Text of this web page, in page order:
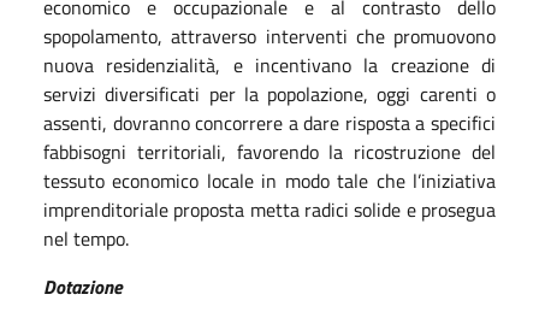
economico e occupazionale e al contrasto dello
spopolamento, attraverso interventi che promuovono
nuova residenzialità, e incentivano la creazione di
servizi diversificati per la popolazione, oggi carenti o
assenti, dovranno concorrere a dare risposta a specifici
fabbisogni territoriali, favorendo la ricostruzione del
tessuto economico locale in modo tale che l’iniziativa
imprenditoriale proposta metta radici solide e prosegua
nel tempo.
Dotazione